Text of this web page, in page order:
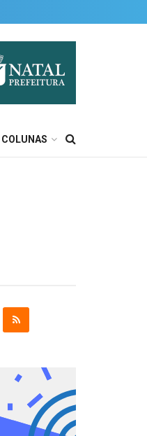
COLUNAS